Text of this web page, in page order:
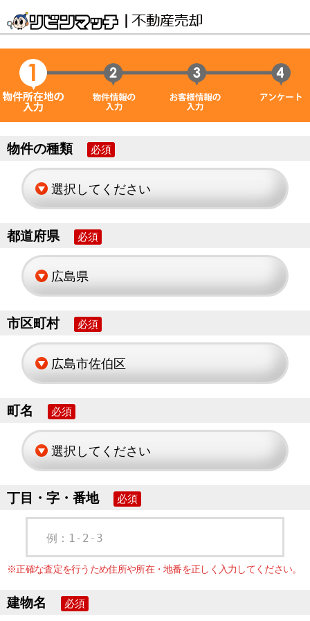
物件の種類 必須
都道府県 必須
市区町村 必須
町名 必須
丁目・字・番地 必須
例：1-2-3
※正確な査定を行うため住所や所在・地番を正しく入力してください。
建物名 必須